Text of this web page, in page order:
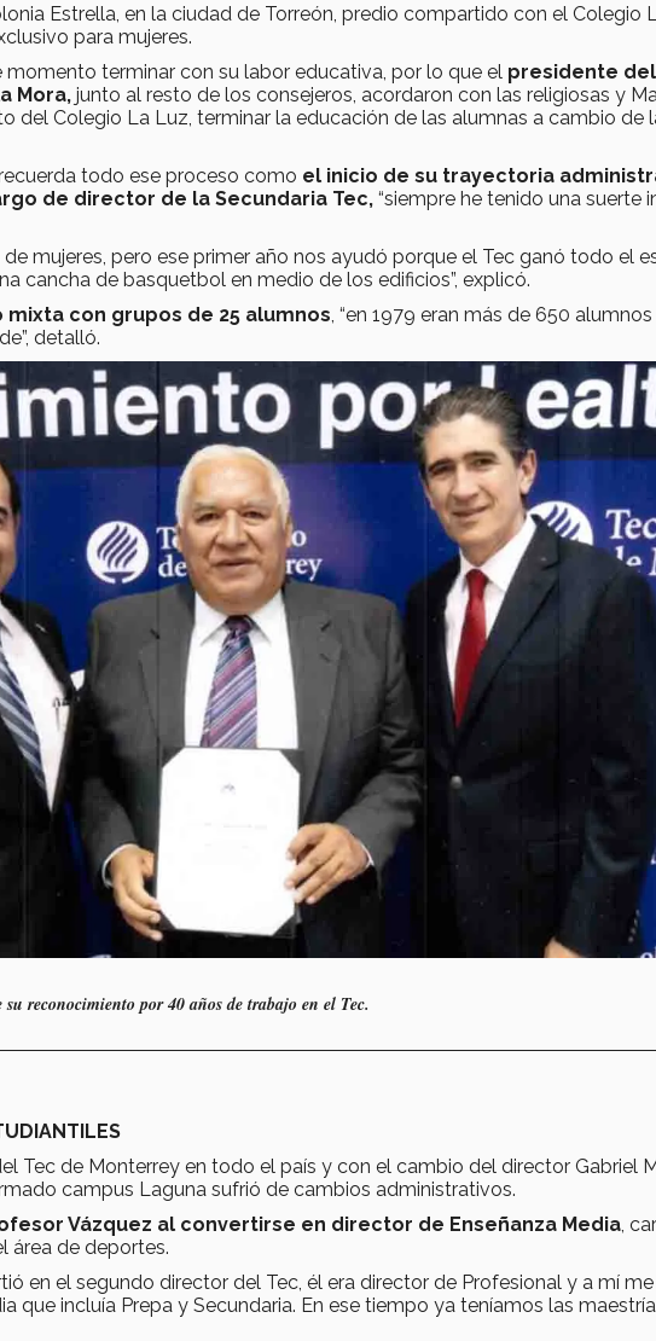
Estrella, en la ciudad de Torreón, predio compartido con el Colegio
para mujeres.
momento terminar con su labor educativa, por lo que el presidente
Mora, junto al resto de los consejeros, acordaron con las religiosas y
del Colegio La Luz, terminar la educación de las alumnas a cambio de
todo ese proceso como el inicio de su trayectoria
de director de la Secundaria Tec, “siempre he tenido una suerte
mujeres, pero ese primer año nos ayudó porque el Tec ganó todo el
cancha de basquetbol en medio de los edificios”, explicó.
mixta con grupos de 25 alumnos , “en 1979 eran más de 650
detalló.
reconocimiento por 40 años de trabajo en el Tec.
Tec de Monterrey en todo el país y con el cambio del director Gabriel
campus Laguna sufrió de cambios administrativos.
Vázquez al convertirse en director de Enseñanza Media,
área de deportes.
en el segundo director del Tec, él era director de Profesional y a mí
que incluía Prepa y Secundaria. En ese tiempo ya teníamos las